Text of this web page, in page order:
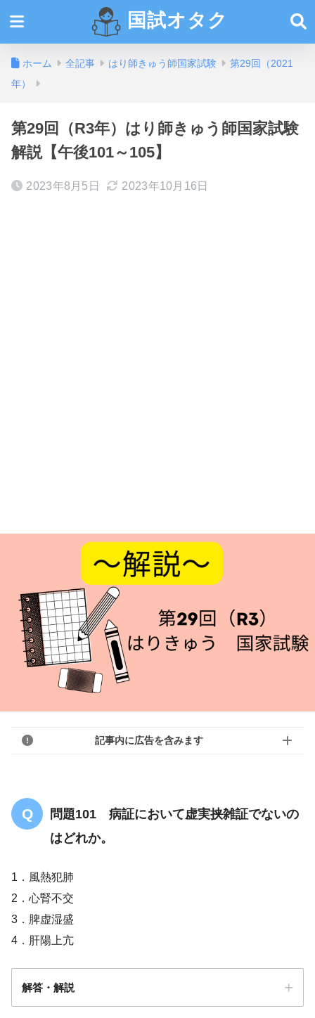
国試オタク
ホーム 全記事 はり師きゅう師国家試験
第29回（2021
年）
第29回（R3年）はり師きゅう師国家試験
解説【午後101～105】
2023年8月5日 2023年10月16日
記事内に広告を含みます
問題101 病証において虚実挟雑証でないの
はどれか。
1．風熱犯肺
2．心腎不交
3．脾虚湿盛
4．肝陽上亢
解答・解説